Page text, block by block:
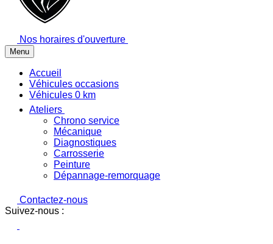
Nos horaires d'ouverture
Menu
Accueil
Véhicules occasions
Véhicules 0 km
Ateliers
Chrono service
Mécanique
Diagnostiques
Carrosserie
Peinture
Dépannage-remorquage
Contactez-nous
Suivez-nous :